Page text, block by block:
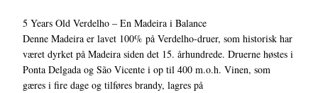
5 Years Old Verdelho – En Madeira i Balance
Denne Madeira er lavet 100% på Verdelho-druer, som historisk har
været dyrket på Madeira siden det 15. århundrede. Druerne høstes i
Ponta Delgada og São Vicente i op til 400 m.o.h. Vinen, som
gæres i fire dage og tilføres brandy, lagres på